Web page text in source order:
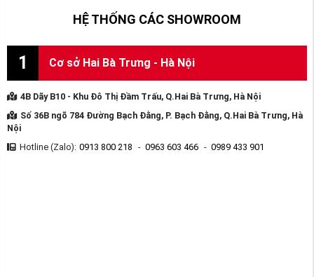
HỆ THỐNG CÁC SHOWROOM
1 Cơ sở Hai Bà Trưng - Hà Nội
4B Dãy B10 - Khu Đô Thị Đầm Trấu, Q.Hai Bà Trưng, Hà Nội
Số 36B ngõ 784 Đường Bạch Đằng, P. Bạch Đằng, Q.Hai Bà Trưng, Hà
Nội
Hotline (Zalo): 0913 800 218 - 0963 603 466 - 0989 433 901